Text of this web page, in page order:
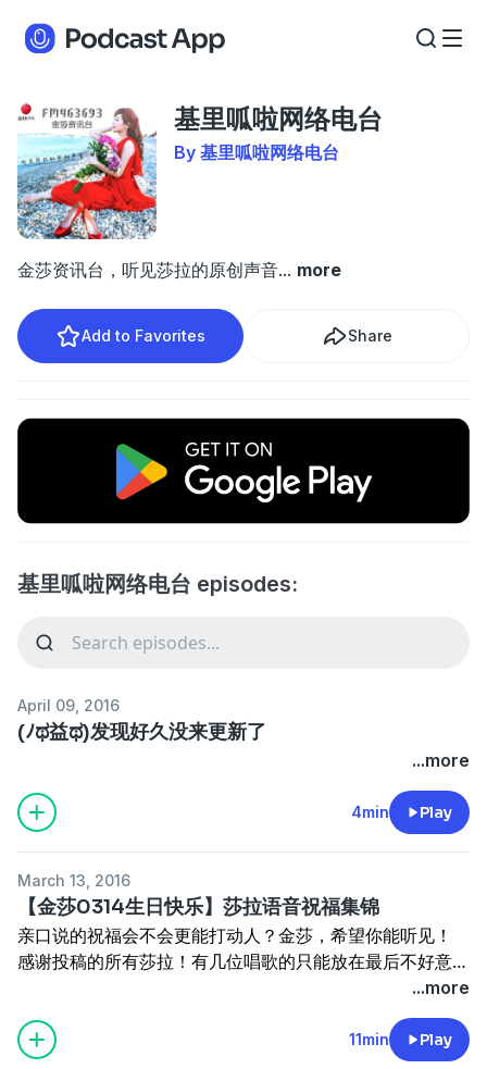
基里呱啦网络电台
By 基里呱啦网络电台
金莎资讯台，听见莎拉的原创声音... more
Add to Favorites Share
基里呱啦网络电台 episodes:
April 09, 2016
(ﾉಥ益ಥ)发现好久没来更新了
...more
4min Play
March 13, 2016
【金莎0314生日快乐】莎拉语音祝福集锦
亲口说的祝福会不会更能打动人？金莎，希望你能听见！
感谢投稿的所有莎拉！有几位唱歌的只能放在最后不好意思
...more
11min Play